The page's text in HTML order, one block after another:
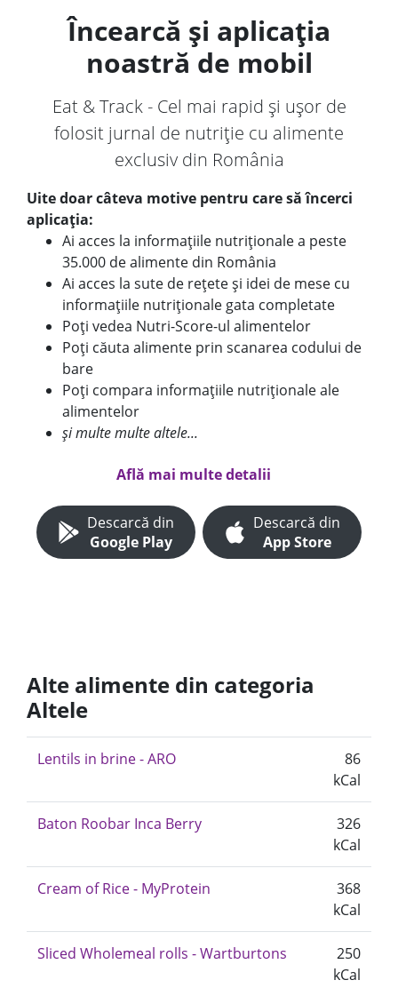
Încearcă și aplicația
noastră de mobil
Eat & Track - Cel mai rapid și ușor de
folosit jurnal de nutriție cu alimente
exclusiv din România
Uite doar câteva motive pentru care să încerci
aplicația:
Ai acces la informațiile nutriționale a peste
35.000 de alimente din România
Ai acces la sute de rețete și idei de mese cu
informațiile nutriționale gata completate
Poți vedea Nutri-Score-ul alimentelor
Poți căuta alimente prin scanarea codului de
bare
Poți compara informațiile nutriționale ale
alimentelor
și multe multe altele...
Află mai multe detalii
Descarcă din
Google Play
Descarcă din
App Store
Alte alimente din categoria
Altele
Lentils in brine - ARO
86
kCal
Baton Roobar Inca Berry
326
kCal
Cream of Rice - MyProtein
368
kCal
Sliced Wholemeal rolls - Wartburtons
250
kCal